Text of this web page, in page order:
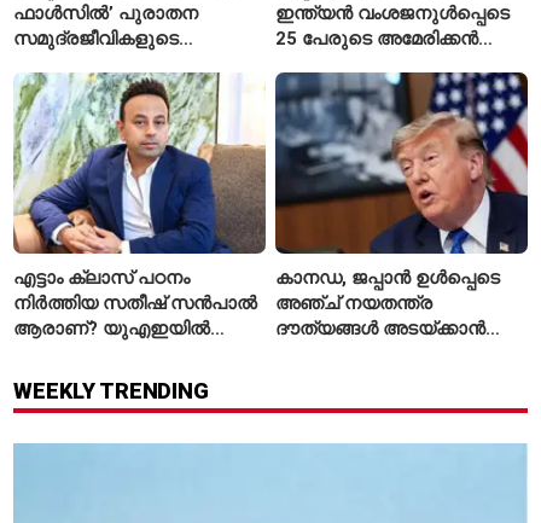
ഫാൾസിൽ’ പുരാതന
സമുദ്രജീവികളുടെ
ഇന്ത്യൻ വംശജനുൾപ്പെടെ
25 പേരുടെ അമേരിക്കൻ
എട്ടാം ക്ലാസ് പഠനം
നിർത്തിയ സതീഷ് സൻപാൽ
ആരാണ്? യുഎഇയിൽ
പിന്നാലെ ശ്രദ്ധയിൽ
കാനഡ, ജപ്പാൻ ഉൾപ്പെടെ
അഞ്ച് നയതന്ത്ര
ദൗത്യങ്ങൾ അടയ്ക്കാൻ
WEEKLY TRENDING